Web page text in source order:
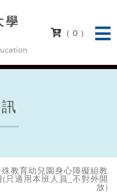
( 0 )
教育幼兒園身心障礙組教
只適用本班人員_不對外開
放)